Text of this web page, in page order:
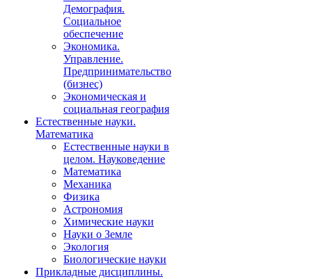
Демография.
Социальное
обеспечение
Экономика.
Управление.
Предпринимательство
(бизнес)
Экономическая и
социальная география
Естественные науки.
Математика
Естественные науки в
целом. Науковедение
Математика
Механика
Физика
Астрономия
Химические науки
Науки о Земле
Экология
Биологические науки
Прикладные дисциплины.